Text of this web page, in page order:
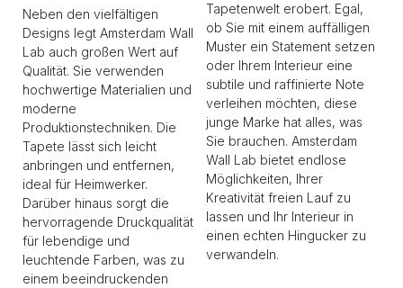
Neben den vielfältigen
Designs legt Amsterdam Wall
Lab auch großen Wert auf
Qualität. Sie verwenden
hochwertige Materialien und
moderne
Produktionstechniken. Die
Tapete lässt sich leicht
anbringen und entfernen,
ideal für Heimwerker.
Darüber hinaus sorgt die
hervorragende Druckqualität
für lebendige und
leuchtende Farben, was zu
einem beeindruckenden
Tapetenwelt erobert. Egal,
ob Sie mit einem auffälligen
Muster ein Statement setzen
oder Ihrem Interieur eine
subtile und raffinierte Note
verleihen möchten, diese
junge Marke hat alles, was
Sie brauchen. Amsterdam
Wall Lab bietet endlose
Möglichkeiten, Ihrer
Kreativität freien Lauf zu
lassen und Ihr Interieur in
einen echten Hingucker zu
verwandeln.